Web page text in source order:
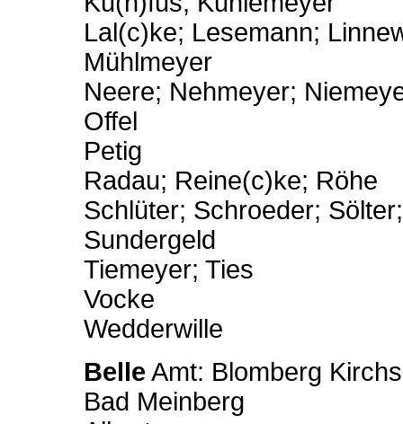
Lal(c)ke; Lesemann;
Mühlmeyer
Neere; Nehmeyer;
Offel
Petig
Radau; Reine(c)ke; Röhe
Schlüter; Schroeder;
Sundergeld
Tiemeyer; Ties
Vocke
Wedderwille
Belle Amt: Blomberg
Bad Meinberg